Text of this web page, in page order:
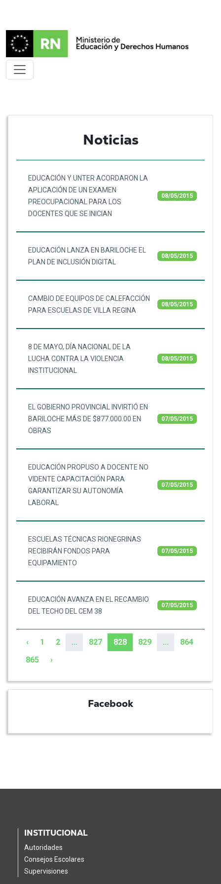
Noticias
EDUCACIÓN Y UNTER ACORDARON LA
APLICACIÓN DE UN EXAMEN
PREOCUPACIONAL PARA LOS
DOCENTES QUE SE INICIAN
08/05/2015
EDUCACIÓN LANZA EN BARILOCHE EL
PLAN DE INCLUSIÓN DIGITAL
08/05/2015
CAMBIO DE EQUIPOS DE CALEFACCIÓN
PARA ESCUELAS DE VILLA REGINA
08/05/2015
8 DE MAYO, DÍA NACIONAL DE LA
LUCHA CONTRA LA VIOLENCIA
INSTITUCIONAL
08/05/2015
EL GOBIERNO PROVINCIAL INVIRTIÓ EN
BARILOCHE MÁS DE $877.000.00 EN
OBRAS
07/05/2015
EDUCACIÓN PROPUSO A DOCENTE NO
VIDENTE CAPACITACIÓN PARA
GARANTIZAR SU AUTONOMÍA
LABORAL
07/05/2015
ESCUELAS TÉCNICAS RIONEGRINAS
RECIBIRÁN FONDOS PARA
EQUIPAMIENTO
07/05/2015
EDUCACIÓN AVANZA EN EL RECAMBIO
DEL TECHO DEL CEM 38
07/05/2015
‹ 1 2 ... 827 828 829 ...
864
865
›
Facebook
INSTITUCIONAL
Autoridades
Consejos Escolares
Supervisiones